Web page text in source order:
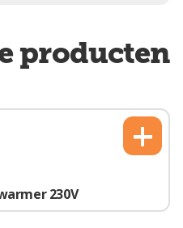
producten
230V
+